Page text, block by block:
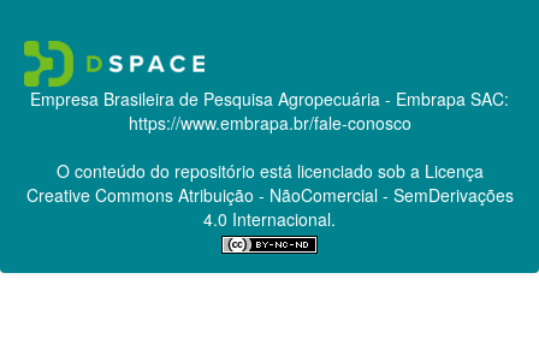
Empresa Brasileira de Pesquisa Agropecuária - Embrapa SAC:
https://www.embrapa.br/fale-conosco
O conteúdo do repositório está licenciado sob a Licença
Creative CommonsAtribuição - NãoComercial - SemDerivações
4.0 Internacional.